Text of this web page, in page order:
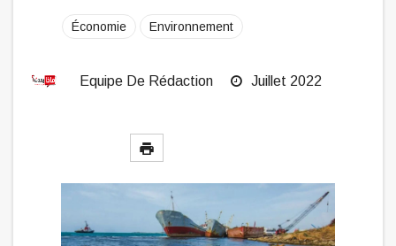
Économie Environnement
Equipe De Rédaction Juillet 2022